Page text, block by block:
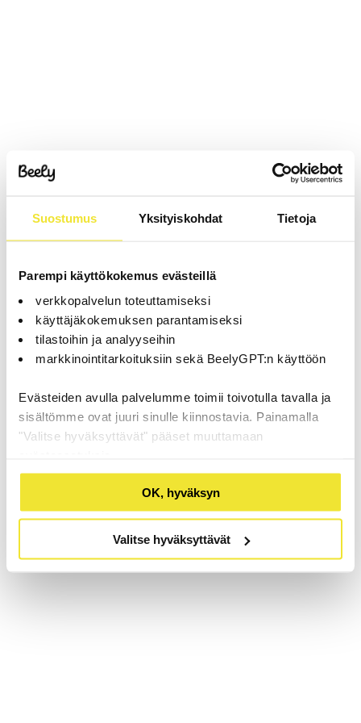
Suostumus Yksityiskohdat Tietoja
Parempi käyttökokemus evästeillä
verkkopalvelun toteuttamiseksi
käyttäjäkokemuksen parantamiseksi
tilastoihin ja analyyseihin
markkinointitarkoituksiin sekä BeelyGPT:n käyttöön
Evästeiden avulla palvelumme toimii toivotulla tavalla ja
sisältömme ovat juuri sinulle kiinnostavia. Painamalla
"Valitse hyväksyttävät" pääset muuttamaan
OK, hyväksyn
Valitse hyväksyttävät